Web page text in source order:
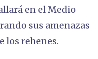
en el Medio
sus amenazas
los rehenes.